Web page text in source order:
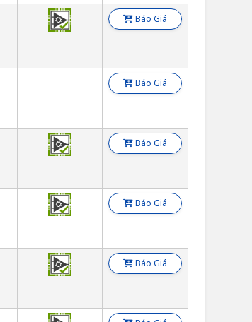
Báo Giá
Báo Giá
Báo Giá
Báo Giá
Báo Giá